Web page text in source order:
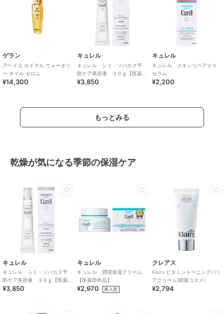
ゲラン
アベイユ ロイヤル ウォータリ
ー オイル セロム
¥14,300
キュレル
キュレル シミ・ソバカス予
防ケア美容液 ３０ｇ【医薬
部外品】
¥3,850
キュレル
キュレル スキンリペアＵＶ
セラム
¥2,200
もっとみる
乾燥が気になる季節の保湿ケア
キュレル
キュレル シミ・ソバカス予
防ケア美容液 ３０ｇ【医薬
部外品】
¥3,850
キュレル
キュレル 潤浸保湿クリーム
【医薬部外品】
¥2,970 再入荷
クレアス
Klairs ビタミントーニングバリ
アクリーム(韓国コスメ)
¥2,794